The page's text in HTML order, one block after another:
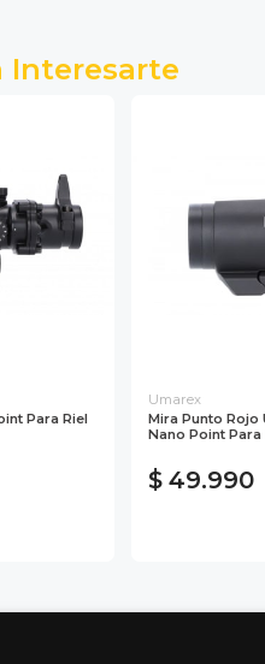
Interesarte
Para Riel
Umarex
Mira Punto Rojo
Nano Point Para
$ 49.990